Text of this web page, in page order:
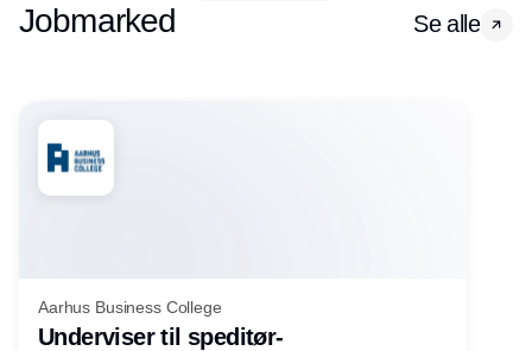
Jobmarked Se alle
Aarhus Business College
Underviser til speditør-